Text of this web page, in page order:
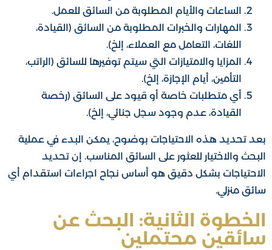
الساعات والأيام المطلوبة من السائق للعمل.
المهارات والخبرات المطلوبة من السائق (القيادة،
اللغات، التعامل مع العملاء، إلخ).
المزايا والامتيازات التي سيتم توفيرها للسائق (الراتب،
التأمين، أيام الإجازة، إلخ).
أي متطلبات خاصة أو قيود على السائق (رخصة
القيادة، عدم وجود سجل جنائي، إلخ).
بعد تحديد هذه الاحتياجات بوضوح، يمكن البدء في عملية
البحث والاختيار للعثور على السائق المناسب. إن تحديد
الاحتياجات بشكل دقيق هو أساس نجاح اجراءات استقدام أي
سائق منزلي.
الخطوة الثانية: البحث عن
سائقين محتملين